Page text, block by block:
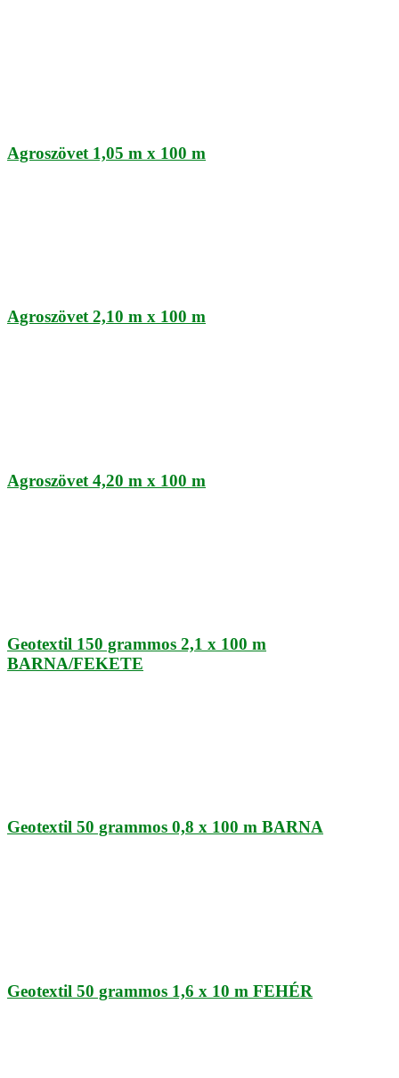
Agroszövet 1,05 m x 100 m
Agroszövet 2,10 m x 100 m
Agroszövet 4,20 m x 100 m
Geotextil 150 grammos 2,1 x 100 m
BARNA/FEKETE
Geotextil 50 grammos 0,8 x 100 m BARNA
Geotextil 50 grammos 1,6 x 10 m FEHÉR